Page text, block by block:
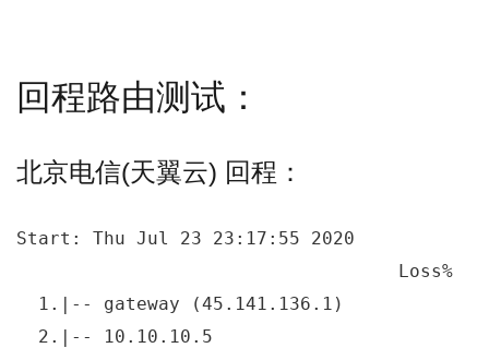
回程路由测试：
北京电信(天翼云) 回程：
Start: Thu Jul 23 23:17:55 2020
Loss%
1.|-- gateway (45.141.136.1)
2.|-- 10.10.10.5